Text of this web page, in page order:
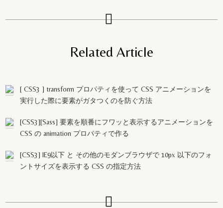
Related Article
[ CSS3 ] transform プロパティを使って CSS アニメーションを
実行した際に要素がガタつくのを防ぐ方法
[CSS3][Sass] 要素を順番にフワッと表示するアニメーションを
CSS の animation プロパティで作る
[CSS3] IE9以下 と その他のモダンブラウザで 10px 以下のフォ
ントサイズを表示する CSS の指定方法